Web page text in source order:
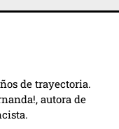
de trayectoria.
autora de